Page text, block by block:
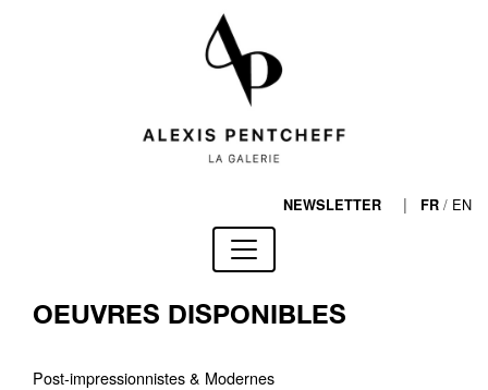
NEWSLETTER | FR / EN
OEUVRES DISPONIBLES
Post-impressionnistes & Modernes